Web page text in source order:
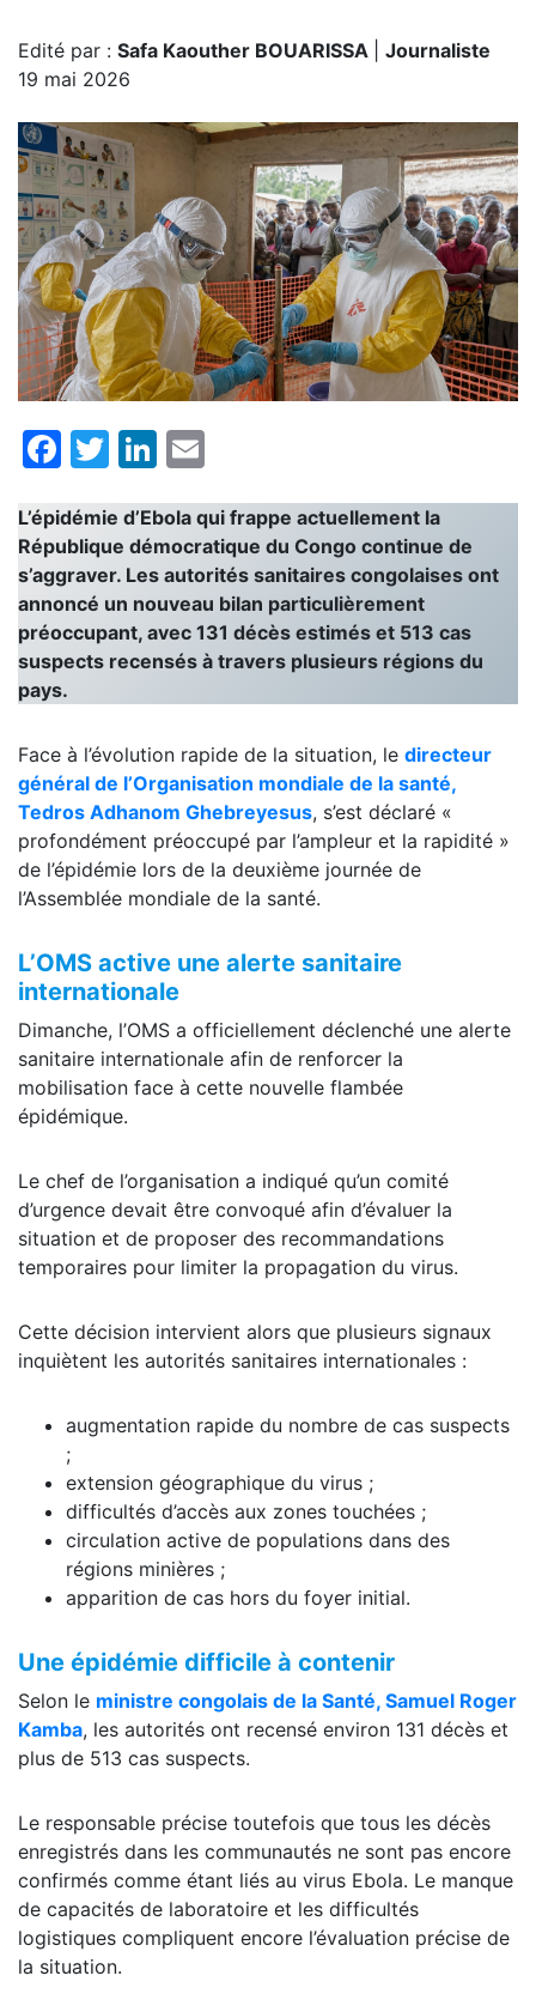
Edité par : Safa Kaouther BOUARISSA
Journaliste
19 mai 2026
Facebook
TwitterLinkedIn
L’épidémie d’Ebola qui frappe actuellement la
République démocratique du Congo continue de
s’aggraver. Les autorités sanitaires congolaises ont
annoncé un nouveau bilan particulièrement
préoccupant, avec 131 décès estimés et 513 cas
suspects recensés à travers plusieurs régions du
pays.
Face à l’évolution rapide de la situation, le directeur
général de l’Organisation mondiale de la santé,
Tedros Adhanom Ghebreyesus, s’est déclaré «
profondément préoccupé par l’ampleur et la rapidité »
de l’épidémie lors de la deuxième journée de
l’Assemblée mondiale de la santé.
L’OMS active une alerte sanitaire
internationale
Dimanche, l’OMS a officiellement déclenché une alerte
sanitaire internationale afin de renforcer la
mobilisation face à cette nouvelle flambée
épidémique.
Le chef de l’organisation a indiqué qu’un comité
d’urgence devait être convoqué afin d’évaluer la
situation et de proposer des recommandations
temporaires pour limiter la propagation du virus.
Cette décision intervient alors que plusieurs signaux
inquiètent les autorités sanitaires internationales :
augmentation rapide du nombre de cas suspects
;
extension géographique du virus ;
difficultés d’accès aux zones touchées ;
circulation active de populations dans des
régions minières ;
apparition de cas hors du foyer initial.
Une épidémie difficile à contenir
Selon le ministre congolais de la Santé, Samuel Roger
Kamba, les autorités ont recensé environ 131 décès et
plus de 513 cas suspects.
Le responsable précise toutefois que tous les décès
enregistrés dans les communautés ne sont pas encore
confirmés comme étant liés au virus Ebola. Le manque
de capacités de laboratoire et les difficultés
logistiques compliquent encore l’évaluation précise de
la situation.